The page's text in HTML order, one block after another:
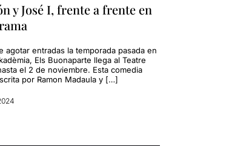
y José I, frente a frente en
agotar entradas la temporada pasada en
Els Buonaparte llega al Teatre
el 2 de noviembre. Esta comedia
por Ramon Madaula y […]